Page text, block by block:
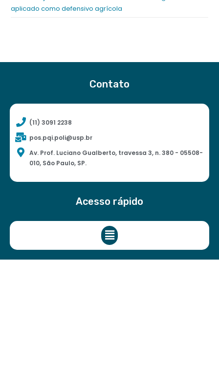
aplicado como defensivo agrícola
Contato
(11) 3091 2238
pos.pqi.poli@usp.br
Av. Prof. Luciano Gualberto, travessa 3, n. 380 - 05508-
010, São Paulo, SP.
Acesso rápido